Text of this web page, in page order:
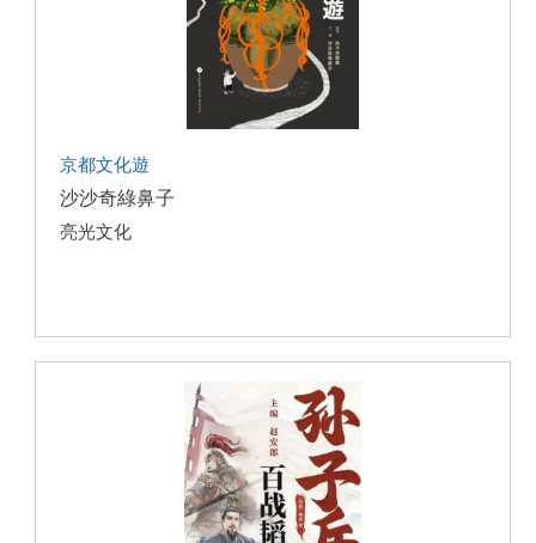
京都文化遊
沙沙奇綠鼻子
亮光文化